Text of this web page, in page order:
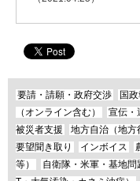
要請・請願・政府交渉
国
（オンライン含む）
宣伝・
被災者支援
地方自治（地方
要望聞き取り
インボイス
等）
自衛隊・米軍・基地問